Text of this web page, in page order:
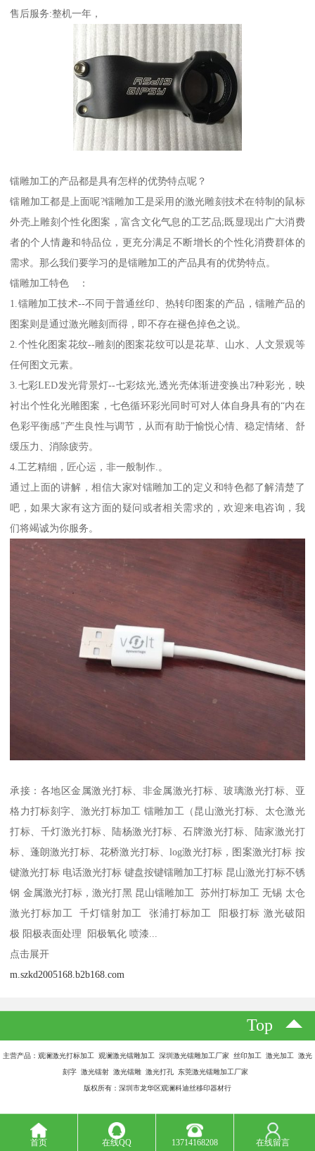
售后服务:整机一年，
镭雕加工的产品都是具有怎样的优势特点呢？
镭雕加工都是上面呢?镭雕加工是采用的激光雕刻技术在特制的鼠标
外壳上雕刻个性化图案，富含文化气息的工艺品;既显现出广大消费
者的个人情趣和特品位，更充分满足不断增长的个性化消费群体的
需求。那么我们要学习的是镭雕加工的产品具有的优势特点。
镭雕加工特色 ：
1.镭雕加工技术--不同于普通丝印、热转印图案的产品，镭雕产品的
图案则是通过激光雕刻而得，即不存在褪色掉色之说。
2.个性化图案花纹--雕刻的图案花纹可以是花草、山水、人文景观等
任何图文元素。
3.七彩LED发光背景灯--七彩炫光,透光壳体渐进变换出7种彩光，映
衬出个性化光雕图案，七色循环彩光同时可对人体自身具有的“内在
色彩平衡感”产生良性与调节，从而有助于愉悦心情、稳定情绪、舒
缓压力、消除疲劳。
4.工艺精细，匠心运，非一般制作.。
通过上面的讲解，相信大家对镭雕加工的定义和特色都了解清楚了
吧，如果大家有这方面的疑问或者相关需求的，欢迎来电咨询，我
们将竭诚为你服务。
承接：各地区金属激光打标、非金属激光打标、玻璃激光打标、亚
格力打标刻字、激光打标加工 镭雕加工（昆山激光打标、太仓激光
打标、千灯激光打标、陆杨激光打标、石牌激光打标、陆家激光打
标、蓬朗激光打标、花桥激光打标、log激光打标，图案激光打标 按
键激光打标 电话激光打标 键盘按键镭雕加工打标 昆山激光打标不锈
钢 金属激光打标，激光打黑 昆山镭雕加工 苏州打标加工 无锡 太仓
激光打标加工 千灯镭射加工 张浦打标加工 阳极打标 激光破阳
极 阳极表面处理 阳极氧化 喷漆...
点击展开
m.szkd2005168.b2b168.com
Top
主营产品：观澜激光打标加工 观澜激光镭雕加工 深圳激光镭雕加工厂家 丝印加工 激光加工 激光
刻字 激光镭射 激光镭雕 激光打孔 东莞激光镭雕加工厂家
版权所有：深圳市龙华区观澜科迪丝移印器材行
首页 在线QQ 13714168208 在线留言